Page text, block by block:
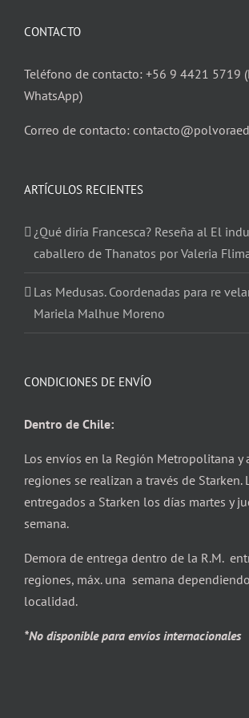
CONTACTO
Teléfono de contacto: +56 9 4421 5719
WhatsApp)
Correo de contacto:
ARTÍCULOS RECIENTES
¿Qué diría Francesca? Reseña al El
caballero de Thanatos por Valeria
Las Medusas. Coordenadas para re
Mariela Malhue Moreno
CONDICIONES DE ENVÍO
Dentro de Chile:
Los envíos en la Región Metropolitana y
regiones se realizan a través de Starken.
entregados a Starken los días martes y
semana.
Demora de entrega dentro de la R.M.
regiones, máx. una semana
localidad.
*No disponible para envíos internacionales